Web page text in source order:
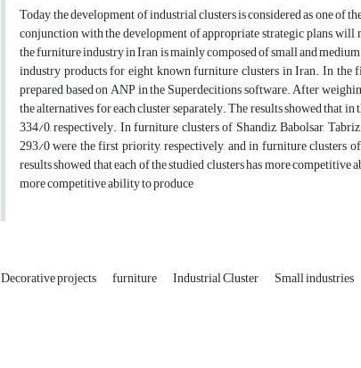
Today, the development of industrial clusters is considered as one of
conjunction with the development of appropriate strategic plans,
the furniture industry in Iran is mainly composed of small and
industry products for eight known furniture clusters in Iran. In the
prepared based on ANP in the Superdecitions software. After
the alternatives for each cluster separately. The results showed that
334/0, respectively. In furniture clusters of Shandiz, Babolsar,
293/0 were the first priority, respectively, and in furniture
results showed that each of the studied clusters has more
more competitive ability to produce
Decorative projects furniture Industrial Cluster Small industries